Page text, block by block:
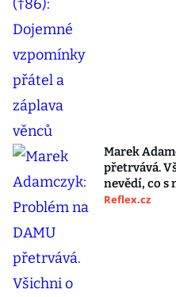
Marek
přetrvává.
nevědí, co s
Reflex.cz